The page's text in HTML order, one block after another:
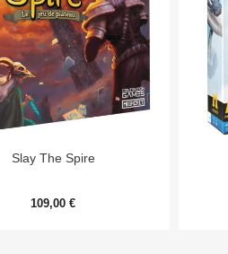
Aperçu rapide
Slay The Spire
109,00 €